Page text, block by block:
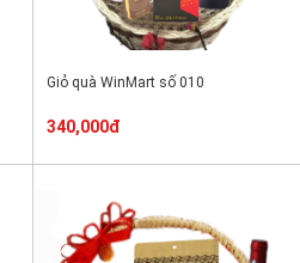
Giỏ quà WinMart số 010
340,000đ